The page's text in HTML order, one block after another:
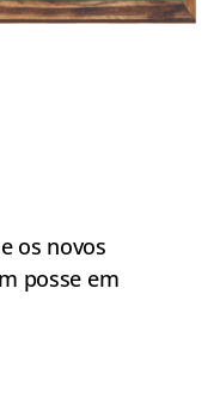
os novos
posse em